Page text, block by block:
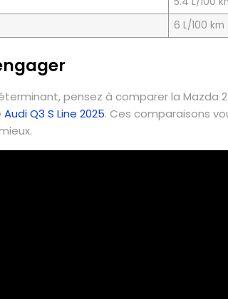
6 L/100 km
pensez à comparer la Mazda
Audi Q3 S Line 2025. Ces comparaisons